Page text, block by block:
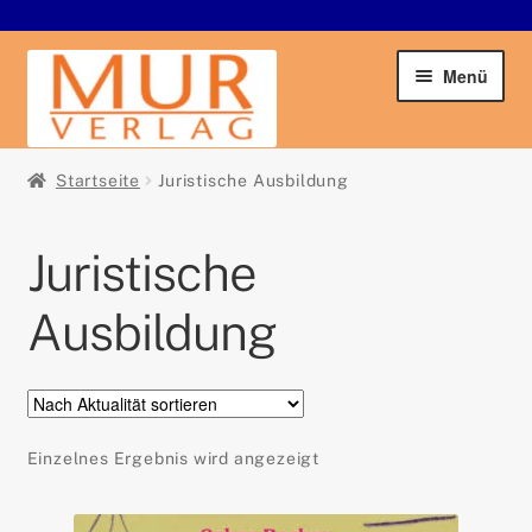
Navigation
springen
Zum
Inhalt
springen
Menü
Startseite
Startseite Juristische Ausbildung
Juristische
Ausbildung
Einzelnes Ergebnis wird angezeigt